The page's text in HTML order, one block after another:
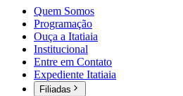
Quem Somos
Programação
Ouça a Itatiaia
Institucional
Entre em Contato
Expediente Itatiaia
Filiadas